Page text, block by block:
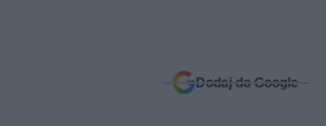
Dodaj do Google